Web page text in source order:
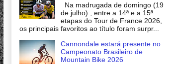
Na madrugada de domingo (19
de julho) , entre a 14ª e a 15ª
etapas do Tour de France 2026,
os principais favoritos ao título foram surpr...
Cannondale estará presente no
Campeonato Brasileiro de
Mountain Bike 2026